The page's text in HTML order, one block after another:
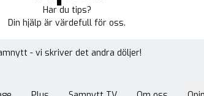
Har du tips?
Din hjälp är värdefull för oss.
- vi skriver det andra döljer!